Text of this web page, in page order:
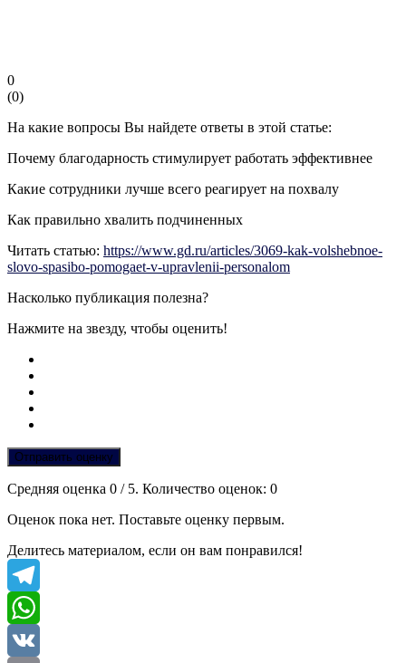
0
(0)
На какие вопросы Вы найдете ответы в этой статье:
Почему благодарность стимулирует работать эффективнее
Какие сотрудники лучше всего реагирует на похвалу
Как правильно хвалить подчиненных
Читать статью: https://www.gd.ru/articles/3069-kak-volshebnoe-
slovo-spasibo-pomogaet-v-upravlenii-personalom
Насколько публикация полезна?
Нажмите на звезду, чтобы оценить!
Отправить оценку
Средняя оценка 0 / 5. Количество оценок: 0
Оценок пока нет. Поставьте оценку первым.
Делитесь материалом, если он вам понравился!
Telegram
WhatsApp